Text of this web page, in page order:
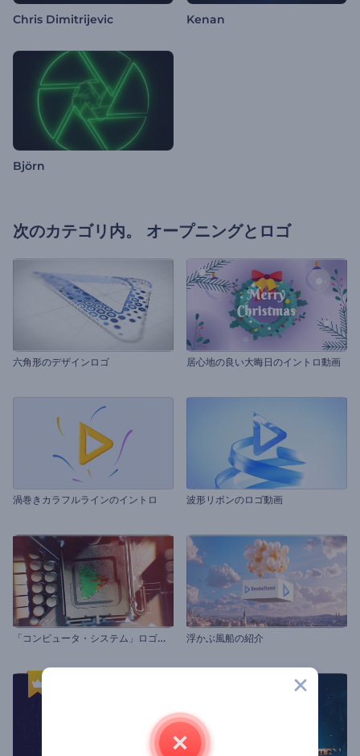
Chris Dimitrijevic Kenan
Björn
次のカテゴリ内。 オープニングとロゴ
六角形のデザインロゴ 居心地の良い大晦日のイントロ動画
渦巻きカラフルラインのイントロ 波形リボンのロゴ動画
「
コンピュータ・システム」ロゴ動画 浮かぶ風船の紹介